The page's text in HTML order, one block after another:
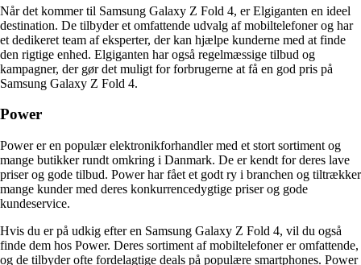
Når det kommer til Samsung Galaxy Z Fold 4, er Elgiganten en ideel
destination. De tilbyder et omfattende udvalg af mobiltelefoner og har
et dedikeret team af eksperter, der kan hjælpe kunderne med at finde
den rigtige enhed. Elgiganten har også regelmæssige tilbud og
kampagner, der gør det muligt for forbrugerne at få en god pris på
Samsung Galaxy Z Fold 4.
Power
Power er en populær elektronikforhandler med et stort sortiment og
mange butikker rundt omkring i Danmark. De er kendt for deres lave
priser og gode tilbud. Power har fået et godt ry i branchen og tiltrækker
mange kunder med deres konkurrencedygtige priser og gode
kundeservice.
Hvis du er på udkig efter en Samsung Galaxy Z Fold 4, vil du også
finde dem hos Power. Deres sortiment af mobiltelefoner er omfattende,
og de tilbyder ofte fordelagtige deals på populære smartphones. Power